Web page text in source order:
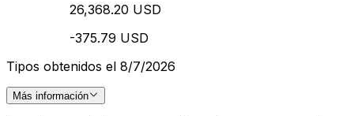
26,368.20 USD
-375.79 USD
Tipos obtenidos el 8/7/2026
Más información